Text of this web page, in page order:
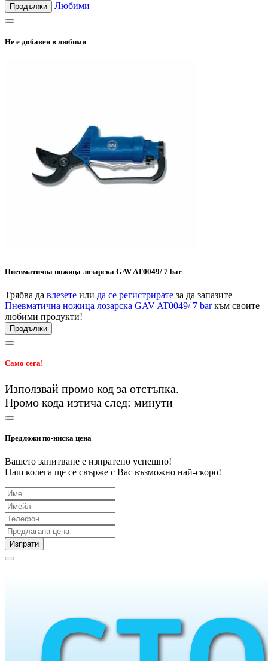
Продължи Любими
Не е добавен в любими
Пневматична ножица лозарска GAV AT0049/ 7 bar
Трябва да влезете или да се регистрирате за да запазите
Пневматична ножица лозарска GAV AT0049/ 7 barкъм своите
любими продукти!
Продължи
Само сега!
Използвай промо код за отстъпка.
Промо кода изтича след: минути
Предложи по-ниска цена
Вашето запитване е изпратено успешно!
Наш колега ще се свърже с Вас възможно най-скоро!
Изпрати